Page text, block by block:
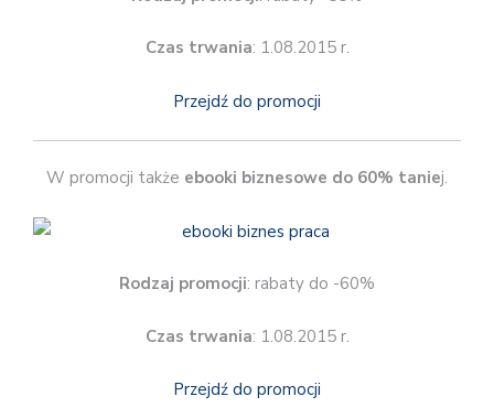
Czas trwania: 1.08.2015 r.
Przejdź do promocji
W promocji także ebooki biznesowe do 60% taniej.
Rodzaj promocji: rabaty do -60%
Czas trwania: 1.08.2015 r.
Przejdź do promocji